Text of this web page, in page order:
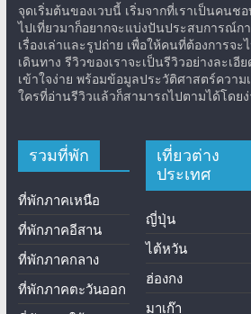
จุดเริ่มต้นของเวบนี้ เริ่มจากที่เราเป็นคนช
ไปเที่ยวมาก็อยากจะแบ่งปันประสบการณ์ก
เรื่องเล่าและรูปถ่าย เพื่อให้คนที่ต้องการจ
เดินทาง รีวิวของเราจะเป็นรีวิวอย่างละเอี
เข้าใจง่าย พร้อมข้อมูลประวัติศาสตร์ควา
ใครที่อ่านรีวิวแล้วก็สามารถไปตามได้โดยง่
รวมที่พัก
ที่พักภาคเหนือ
ที่พักภาคอีสาน
ที่พักภาคกลาง
ที่พักภาคตะวันออก
เที่ยวต่าง
ประเทศ
ญี่ปุ่น
ไต้หวัน
ฮ่องกง
มาเก๊า